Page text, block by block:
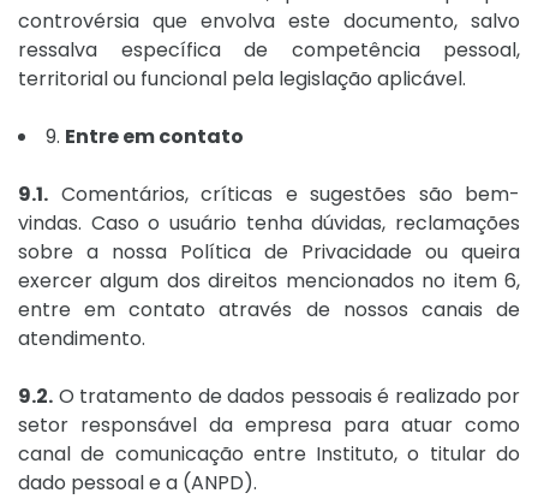
controvérsia que envolva este documento, salvo
ressalva específica de competência pessoal,
territorial ou funcional pela legislação aplicável.
9. Entre em contato
9.1. Comentários, críticas e sugestões são bem-
vindas. Caso o usuário tenha dúvidas, reclamações
sobre a nossa Política de Privacidade ou queira
exercer algum dos direitos mencionados no item 6,
entre em contato através de nossos canais de
atendimento.
9.2. O tratamento de dados pessoais é realizado por
setor responsável da empresa para atuar como
canal de comunicação entre Instituto, o titular do
dado pessoal e a (ANPD).